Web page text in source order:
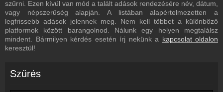
Tudd meg mi szólt eddig
Frekvenciák
Rádió 1 Eger - Gyöngyös - Hatvan frekvencia
Műsorújság
Webkamera
Rádió 1 Eger - Gyöngyös - Hatvan webkamera, élőkép
szűrni. Ezen kívül van mód a talált adások rendezésére név, dátum,
vagy népszerűség alapján. A listában alapértelmezetten a
legfrissebb adások jelennek meg. Nem kell többet a különböző
platformok között barangolnod. Nálunk egy helyen megtalálsz
mindent. Bármilyen kérdés esetén írj nekünk a kapcsolat oldalon
keresztül!
Szűrés